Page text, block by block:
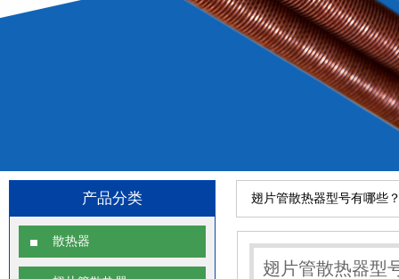
产品分类
散热器
翅片管散热器型号有哪些
翅片管散热器型